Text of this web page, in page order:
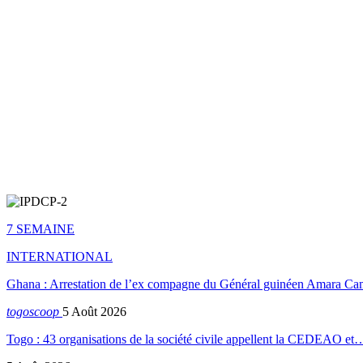
7 SEMAINE
INTERNATIONAL
Ghana : Arrestation de l’ex compagne du Général guinéen Amara
togoscoop 5 Août 2026
Togo : 43 organisations de la société civile appellent la CEDEAO